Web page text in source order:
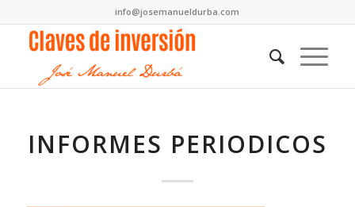
info@josemanueldurba.com
INFORMES PERIODICOS